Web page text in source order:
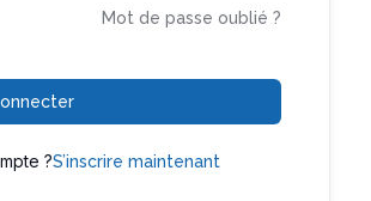
Mot de passe oublié ?
?S’inscrire maintenant